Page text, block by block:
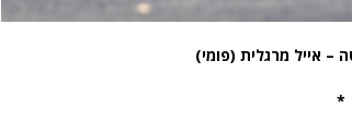
– אייל מרגלית (פומי)
*